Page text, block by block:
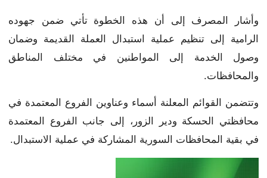
وأشار المصرف إلى أن هذه الخطوة تأتي ضمن جهوده
الرامية إلى تنظيم عملية استبدال العملة القديمة وضمان
وصول الخدمة إلى المواطنين في مختلف المناطق
والمحافظات.
وتتضمن القوائم المعلنة أسماء وعناوين الفروع المعتمدة في
محافظتي الحسكة ودير الزور، إلى جانب الفروع المعتمدة
في بقية المحافظات السورية المشاركة في عملية الاستبدال.